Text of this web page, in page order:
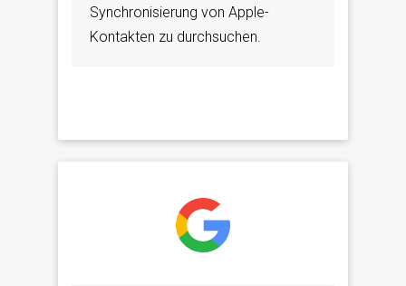
Synchronisierung von Apple-
Kontakten zu durchsuchen.